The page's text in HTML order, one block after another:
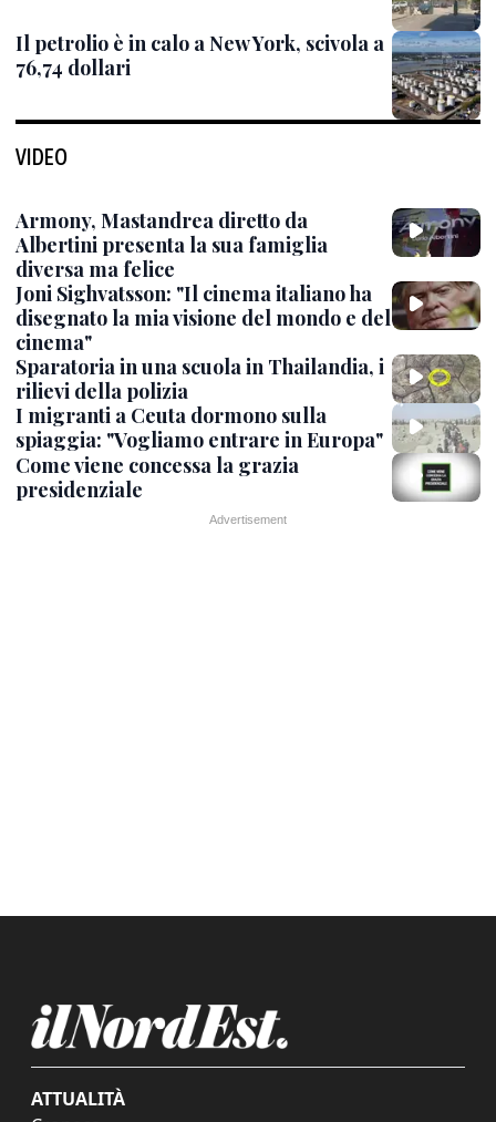
Il petrolio è in calo a New York, scivola a
76,74 dollari
VIDEO
Armony, Mastandrea diretto da
Albertini presenta la sua famiglia
diversa ma felice
Joni Sighvatsson: "Il cinema italiano ha
disegnato la mia visione del mondo e del
cinema"
Sparatoria in una scuola in Thailandia, i
rilievi della polizia
I migranti a Ceuta dormono sulla
spiaggia: "Vogliamo entrare in Europa"
Come viene concessa la grazia
presidenziale
ATTUALITÀ